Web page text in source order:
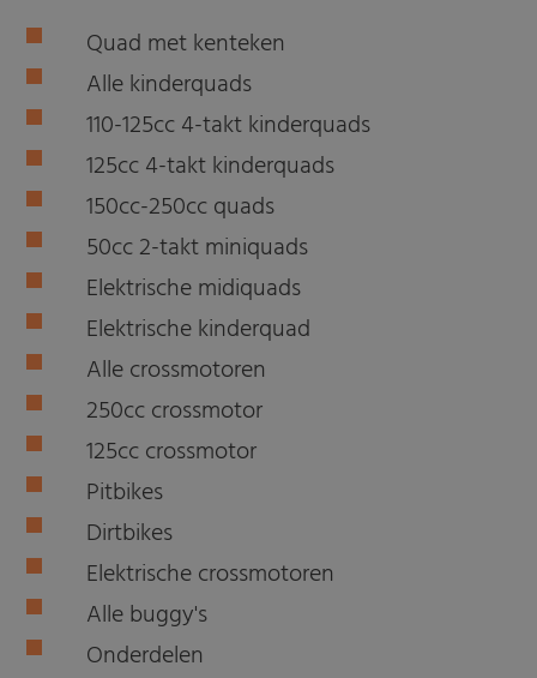
Quad met kenteken
Alle kinderquads
110-125cc 4-takt kinderquads
125cc 4-takt kinderquads
150cc-250cc quads
50cc 2-takt miniquads
Elektrische midiquads
Elektrische kinderquad
Alle crossmotoren
250cc crossmotor
125cc crossmotor
Pitbikes
Dirtbikes
Elektrische crossmotoren
Alle buggy's
Onderdelen